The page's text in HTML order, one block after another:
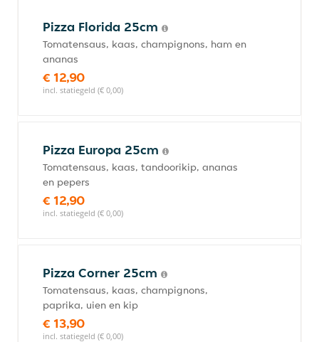
Pizza Florida 25cm
Tomatensaus, kaas, champignons, ham en
ananas
€ 12,90
incl. statiegeld (€ 0,00)
Pizza Europa 25cm
Tomatensaus, kaas, tandoorikip, ananas
en pepers
€ 12,90
incl. statiegeld (€ 0,00)
Pizza Corner 25cm
Tomatensaus, kaas, champignons,
paprika, uien en kip
€ 13,90
incl. statiegeld (€ 0,00)